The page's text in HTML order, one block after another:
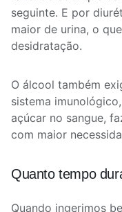
seguinte. E por
maior de urina, o
desidratação.
O álcool também
sistema
açúcar no sangue,
com maior
Quanto tempo
Quando ingerimos